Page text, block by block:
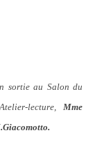
sortie au Salon du
lecture,Mme